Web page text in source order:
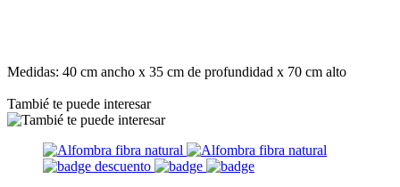
Medidas: 40 cm ancho x 35 cm de profundidad x 70 cm alto
Tambié te puede interesar